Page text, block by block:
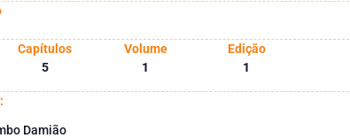
Capítulos Volume
Edição
5 1 1
Damião